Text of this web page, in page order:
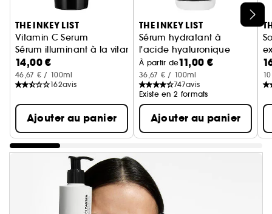
Ignorer le carrousel produits
THE INKEY LIST
Vitamin C Serum
Sérum illuminant à la vitamine C
14,00 €
46,67 € / 100ml
162avis
Ajouter au panier
THE INKEY LIST
Sérum hydratant à
l'acide hyaluronique
Sérum visage
À partir de11,00 €
36,67 € / 100ml
747avis
Existe en 2 formats
Ajouter au panier